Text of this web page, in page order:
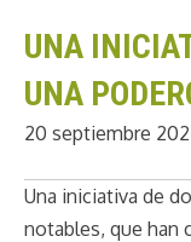
UNA
UNA
20 septiembre
Una iniciativa de
notables, que han